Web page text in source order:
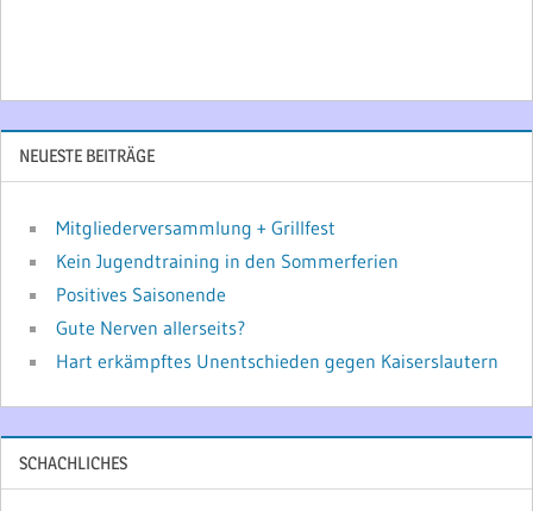
NEUESTE BEITRÄGE
Mitgliederversammlung + Grillfest
Kein Jugendtraining in den Sommerferien
Positives Saisonende
Gute Nerven allerseits?
Hart erkämpftes Unentschieden gegen Kaiserslautern
SCHACHLICHES